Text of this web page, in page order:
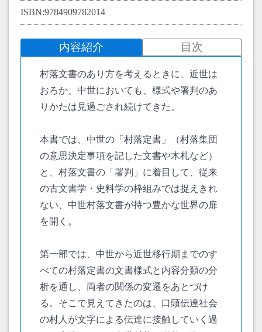
ISBN:9784909782014
内容紹介 目次
村落文書のあり方を考えるときに、近世は
おろか、中世においても、様式や署判のあ
りかたは見過ごされ続けてきた。
本書では、中世の「村落定書」（村落集団
の意思決定事項を記した文書や木札など）
と、村落文書の「署判」に着目して、従来
の古文書学・史料学の枠組みでは捉えきれ
ない、中世村落文書が持つ豊かな世界の扉
を開く。
第一部では、中世から近世移行期までのす
べての村落定書の文書様式と内容分類の分
析を通し、両者の関係の変遷をあとづけ
る。そこで見えてきたのは、口頭伝達社会
の村人が文字による伝達に接触していく過